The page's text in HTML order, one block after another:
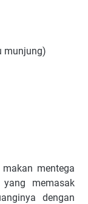
munjung)
mentega
memasak
dengan